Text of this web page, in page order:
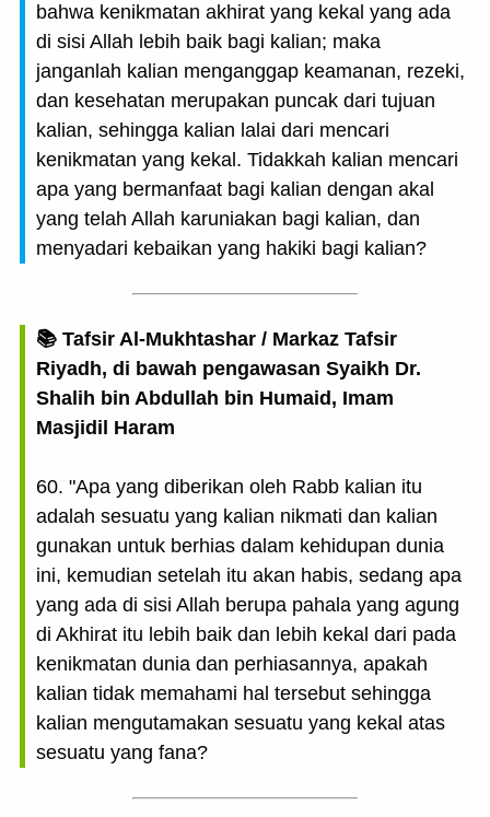
bahwa kenikmatan akhirat yang kekal yang ada
di sisi Allah lebih baik bagi kalian; maka
janganlah kalian menganggap keamanan, rezeki,
dan kesehatan merupakan puncak dari tujuan
kalian, sehingga kalian lalai dari mencari
kenikmatan yang kekal. Tidakkah kalian mencari
apa yang bermanfaat bagi kalian dengan akal
yang telah Allah karuniakan bagi kalian, dan
menyadari kebaikan yang hakiki bagi kalian?
📚 Tafsir Al-Mukhtashar / Markaz Tafsir
Riyadh, di bawah pengawasan Syaikh Dr.
Shalih bin Abdullah bin Humaid, Imam
Masjidil Haram
60. "Apa yang diberikan oleh Rabb kalian itu
adalah sesuatu yang kalian nikmati dan kalian
gunakan untuk berhias dalam kehidupan dunia
ini, kemudian setelah itu akan habis, sedang apa
yang ada di sisi Allah berupa pahala yang agung
di Akhirat itu lebih baik dan lebih kekal dari pada
kenikmatan dunia dan perhiasannya, apakah
kalian tidak memahami hal tersebut sehingga
kalian mengutamakan sesuatu yang kekal atas
sesuatu yang fana?